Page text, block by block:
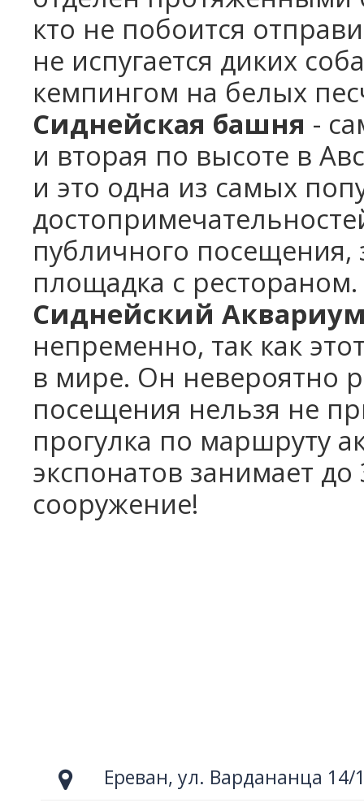
кто не побоится
не испугается диких
кемпингом на белых
Сиднейская башня -
и вторая по высоте в
и это одна из самых
публичного посещения,
площадка с рестораном.
Сиднейский
непременно, так как
в мире. Он невероятно
посещения нельзя не
прогулка по маршруту
экспонатов занимает
сооружение!
Ереван, ул. Вардананца 14/